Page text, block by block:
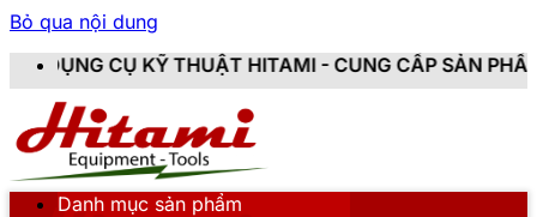
Bỏ qua nội dung
HITAMI - CUNG CẤP SẢN PHẨM CHÍNH HÃNG,
Danh mục sản phẩm